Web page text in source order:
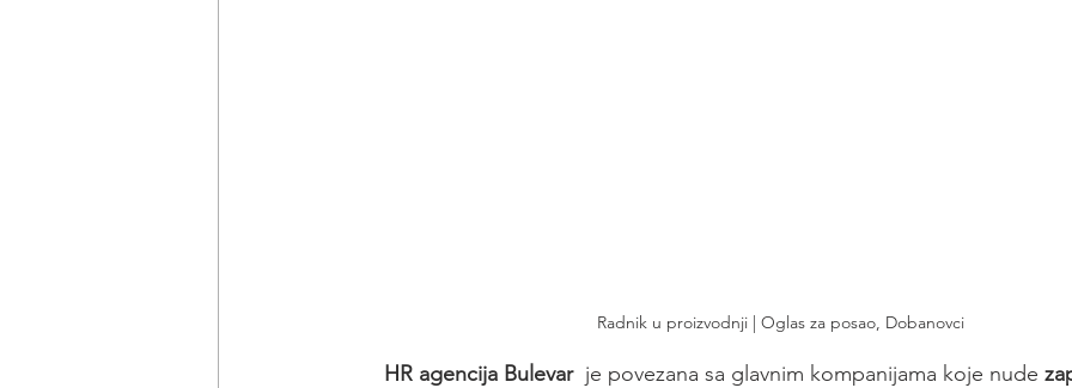
Radnik u proizvodnji | Oglas za posao, Dobanovci
HR agencija Bulevar je povezana sa glavnim kompanijama koje nude